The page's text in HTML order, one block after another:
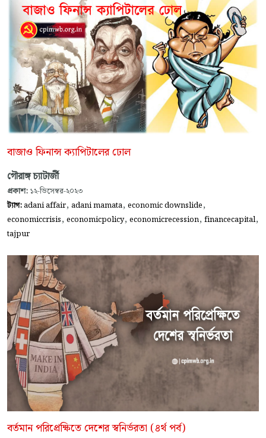
বাজাও ফিনান্স ক্যাপিটালের ঢোল
গৌরাঙ্গ চ্যাটার্জী
প্রকাশ: ১২-ডিসেম্বর-২০২৩
ট্যাগ:adani affair, adani mamata, economic downslide,
economiccrisis, economicpolicy, economicrecession, financecapital,
tajpur
বর্তমান পরিপ্রেক্ষিতে দেশের স্বনির্ভরতা (৪র্থ পর্ব)